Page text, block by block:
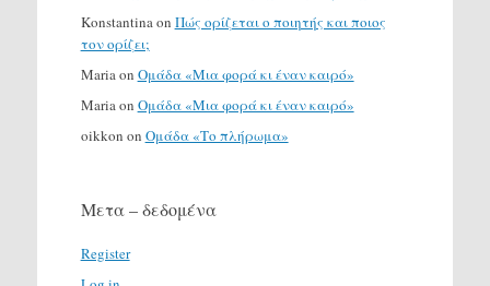
Konstantina on Πώς ορίζεται ο ποιητής και ποιος
τον ορίζει;
Maria on Ομάδα «Μια φορά κι έναν καιρό»
Maria on Ομάδα «Μια φορά κι έναν καιρό»
oikkon on Ομάδα «Το πλήρωμα»
Μετα – δεδομένα
Register